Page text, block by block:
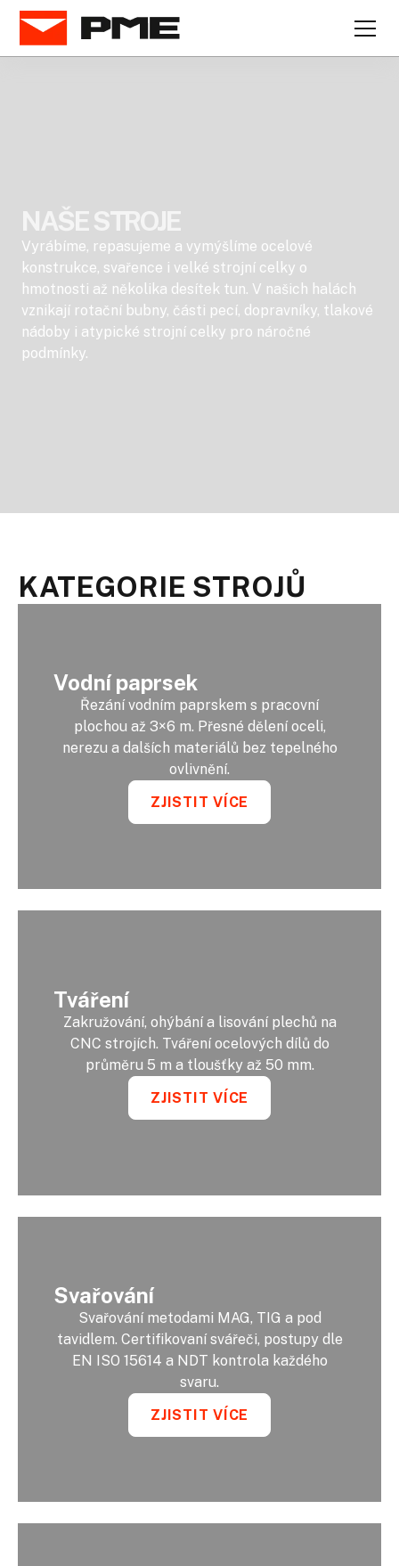
NAŠE STROJE
Vyrábíme, repasujeme a vymýšlíme ocelové
konstrukce, svařence i velké strojní celky o
hmotnosti až několika desítek tun. V našich halách
vznikají rotační bubny, části pecí, dopravníky, tlakové
nádoby i atypické strojní celky pro náročné
podmínky.
KATEGORIE STROJŮ
Vodní paprsek
Řezání vodním paprskem s pracovní
plochou až 3×6 m. Přesné dělení oceli,
nerezu a dalších materiálů bez tepelného
ovlivnění.
ZJISTIT VÍCE
Tváření
Zakružování, ohýbání a lisování plechů na
CNC strojích. Tváření ocelových dílů do
průměru 5 m a tloušťky až 50 mm.
ZJISTIT VÍCE
Svařování
Svařování metodami MAG, TIG a pod
tavidlem. Certifikovaní svářeči, postupy dle
EN ISO 15614 a NDT kontrola každého
svaru.
ZJISTIT VÍCE